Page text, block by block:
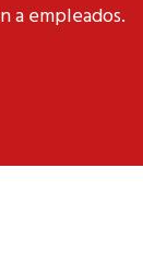
a empleados.